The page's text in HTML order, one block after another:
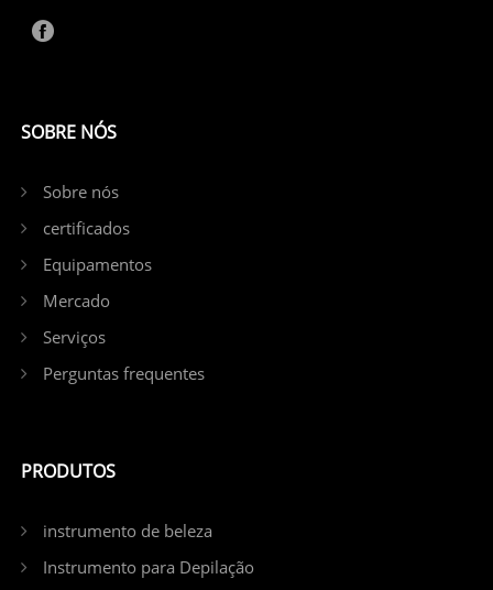
SOBRE NÓS
Sobre nós
certificados
Equipamentos
Mercado
Serviços
Perguntas frequentes
PRODUTOS
instrumento de beleza
Instrumento para Depilação